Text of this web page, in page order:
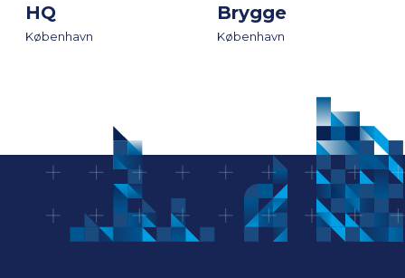
HQ
København
Brygge
København